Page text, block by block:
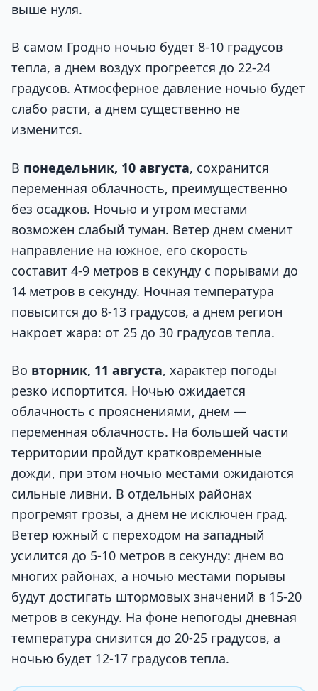
выше нуля.
В самом Гродно ночью будет 8-10 градусов
тепла, а днем воздух прогреется до 22-24
градусов. Атмосферное давление ночью будет
слабо расти, а днем существенно не
изменится.
В понедельник, 10 августа, сохранится
переменная облачность, преимущественно
без осадков. Ночью и утром местами
возможен слабый туман. Ветер днем сменит
направление на южное, его скорость
составит 4-9 метров в секунду с порывами до
14 метров в секунду. Ночная температура
повысится до 8-13 градусов, а днем регион
накроет жара: от 25 до 30 градусов тепла.
Во вторник, 11 августа, характер погоды
резко испортится. Ночью ожидается
облачность с прояснениями, днем —
переменная облачность. На большей части
территории пройдут кратковременные
дожди, при этом ночью местами ожидаются
сильные ливни. В отдельных районах
прогремят грозы, а днем не исключен град.
Ветер южный с переходом на западный
усилится до 5-10 метров в секунду: днем во
многих районах, а ночью местами порывы
будут достигать штормовых значений в 15-20
метров в секунду. На фоне непогоды дневная
температура снизится до 20-25 градусов, а
ночью будет 12-17 градусов тепла.